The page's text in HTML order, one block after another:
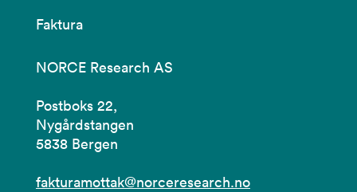
Faktura
NORCE Research AS
Postboks 22,
Nygårdstangen
5838 Bergen
fakturamottak@norceresearch.no